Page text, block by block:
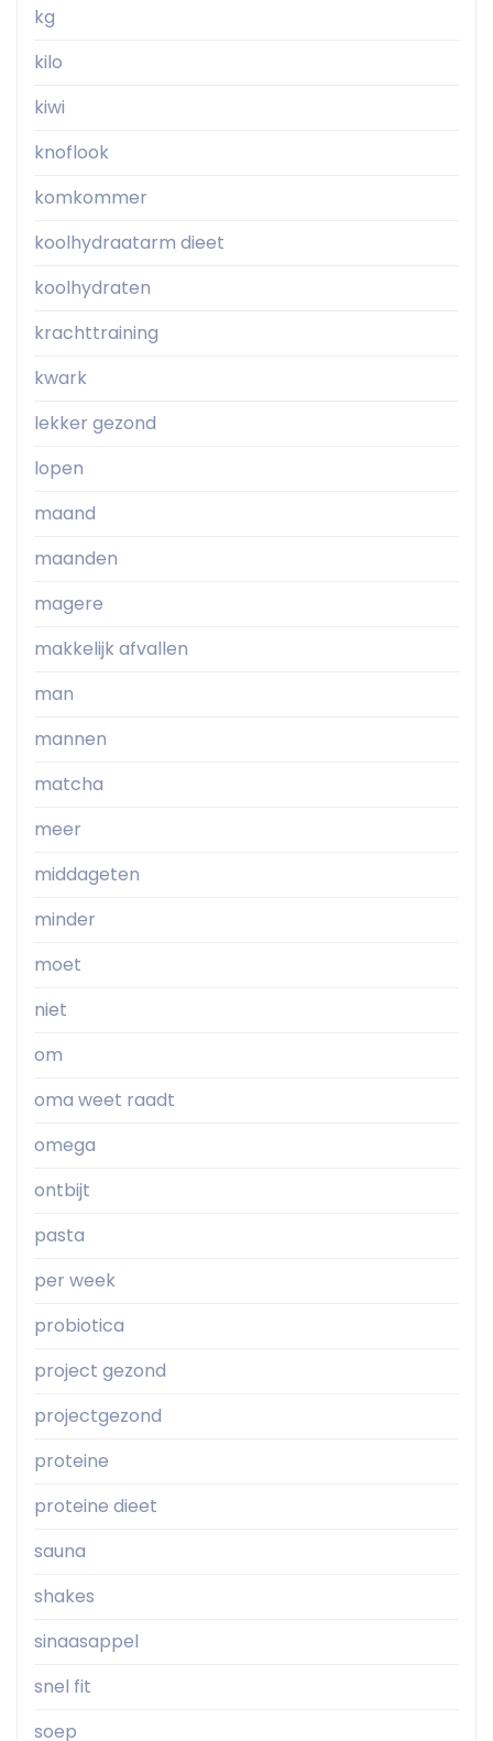
kg
kilo
kiwi
knoflook
komkommer
koolhydraatarm dieet
koolhydraten
krachttraining
kwark
lekker gezond
lopen
maand
maanden
magere
makkelijk afvallen
man
mannen
matcha
meer
middageten
minder
moet
niet
om
oma weet raadt
omega
ontbijt
pasta
per week
probiotica
project gezond
projectgezond
proteine
proteine dieet
sauna
shakes
sinaasappel
snel fit
soep